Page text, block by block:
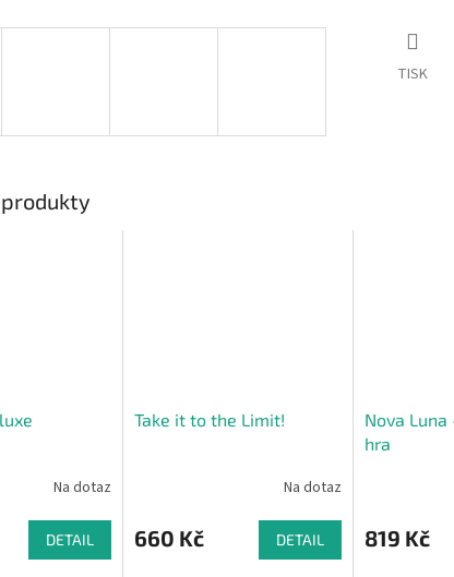
TISK
Na dotaz
DETAIL
Take it to the Limit!
Na dotaz
660 Kč DETAIL
Nova
hra
819 Kč